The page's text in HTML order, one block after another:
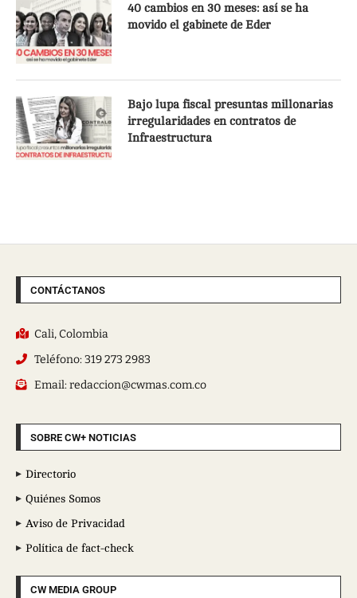
40 cambios en 30 meses: así se ha
movido el gabinete de Eder
Bajo lupa fiscal presuntas millonarias
irregularidades en contratos de
Infraestructura
CONTÁCTANOS
Cali, Colombia
Teléfono: 319 273 2983
Email: redaccion@cwmas.com.co
SOBRE CW+ NOTICIAS
Directorio
Quiénes Somos
Aviso de Privacidad
Política de fact-check
CW MEDIA GROUP